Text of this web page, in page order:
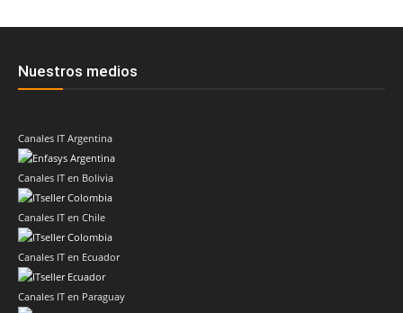
Nuestros medios
Canales IT Argentina
Canales IT en Bolivia
Canales IT en Chile
Canales IT en Ecuador
Canales IT en Paraguay